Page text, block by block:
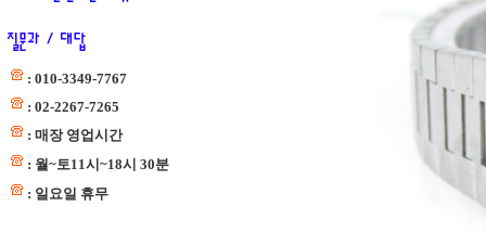
: 010-3349-7767
: 02-2267-7265
: 매장 영업시간
: 월~토11시~18시 30분
: 일요일 휴무